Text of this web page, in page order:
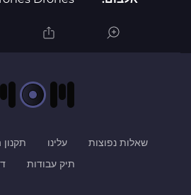
שאלות נפוצות עלינו
תיק עבודות